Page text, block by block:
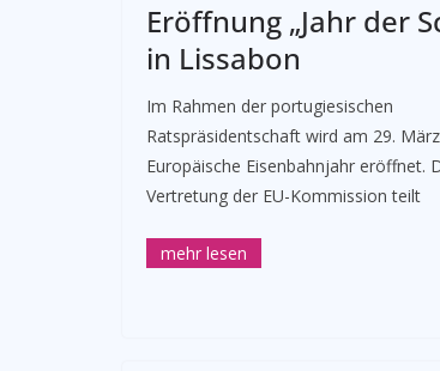
Eröffnung „Jahr der
in Lissabon
Im Rahmen der portugiesischen
Ratspräsidentschaft wird am 29.
Europäische Eisenbahnjahr eröffnet.
Vertretung der EU-Kommission teilt